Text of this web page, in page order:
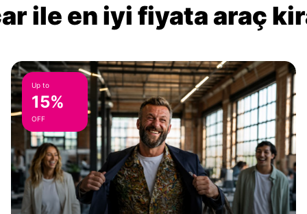
ile en iyi fiyata araç
Up to
15%
OFF